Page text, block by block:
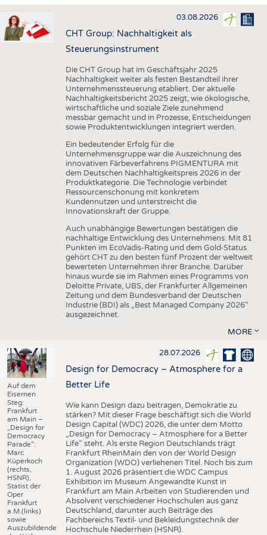
HAUS- UND HEIMTEXTILIEN
BEKLEIDUNG
AUSSCHREIBUNGEN
DTV AUSSCHREIBUNGSDIENST
STATISTICS
ADRESSEN & LINKS
PUBLIKATIONEN
BRANCHENTERMINE
03.08.2026
CHT Group: Nachhaltigkeit als
Steuerungsinstrument
Die CHT Group hat im Geschäftsjahr 2025
Nachhaltigkeit weiter als festen Bestandteil ihrer
Unternehmenssteuerung etabliert. Der aktuelle
Nachhaltigkeitsbericht 2025 zeigt, wie ökologische,
wirtschaftliche und soziale Ziele zunehmend
messbar gemacht und in Prozesse, Entscheidungen
sowie Produktentwicklungen integriert werden.
Ein bedeutender Erfolg für die
Unternehmensgruppe war die Auszeichnung des
innovativen Färbeverfahrens PIGMENTURA mit
dem Deutschen Nachhaltigkeitspreis 2026 in der
Produktkategorie. Die Technologie verbindet
Ressourcenschonung mit konkretem
Kundennutzen und unterstreicht die
Innovationskraft der Gruppe.
Auch unabhängige Bewertungen bestätigen die
nachhaltige Entwicklung des Unternehmens: Mit 81
Punkten im EcoVadis-Rating und dem Gold-Status
gehört CHT zu den besten fünf Prozent der weltweit
bewerteten Unternehmen ihrer Branche. Darüber
hinaus wurde sie im Rahmen eines Programms von
Deloitte Private, UBS, der Frankfurter Allgemeinen
Zeitung und dem Bundesverband der Deutschen
Industrie (BDI) als „Best Managed Company 2026“
ausgezeichnet.
MORE
Auf dem
Eisernen
Steg:
Frankfurt
am Main –
„Design for
Democracy
Parade“:
Marc
Küperkoch
(rechts,
HSNR),
Statist der
Oper
Frankfurt
a.M.(links)
sowie
Auszubildende
28.07.2026
Design for Democracy – Atmosphere for a
Better Life
Wie kann Design dazu beitragen, Demokratie zu
stärken? Mit dieser Frage beschäftigt sich die World
Design Capital (WDC) 2026, die unter dem Motto
„Design for Democracy – Atmosphere for a Better
Life“ steht. Als erste Region Deutschlands trägt
Frankfurt RheinMain den von der World Design
Organization (WDO) verliehenen Titel. Noch bis zum
1. August 2026 präsentiert die WDC Campus
Exhibition im Museum Angewandte Kunst in
Frankfurt am Main Arbeiten von Studierenden und
Absolvent verschiedener Hochschulen aus ganz
Deutschland, darunter auch Beiträge des
Fachbereichs Textil- und Bekleidungstechnik der
Hochschule Niederrhein (HSNR).